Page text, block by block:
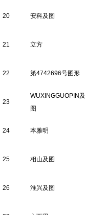
20 安科及图
21 立方
22 第4742696号图形
23
WUXINGGUOPIN及
图
24 本雅明
25 相山及图
26 淮兴及图